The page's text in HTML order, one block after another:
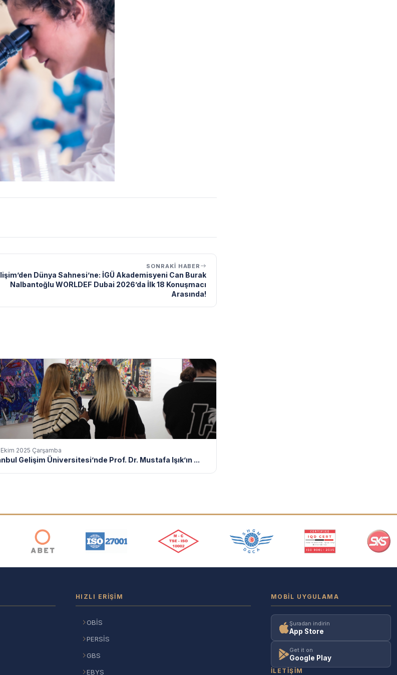
SONRAKI HABER
Dünya Sahnesi’ne: İGÜ Akademisyeni Can Burak
Nalbantoğlu WORLDEF Dubai 2026’da İlk 18 Konuşmacı
Arasında!
Ekim 2025 Çarşamba
Gelişim Üniversitesi’nde Prof. Dr. Mustafa Işık’ın ...
HIZLI ERIŞIM
OBİS
PERSİS
GBS
EBYS
MOBIL UYGULAMA
Şuradan indirin
App Store
Get it on
Google Play
İLETIŞIM